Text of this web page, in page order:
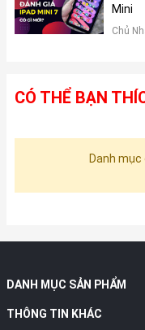
Mini
Chủ
CÓ THỂ BẠN
Danh
DANH MỤC SẢN PHẨM
THÔNG TIN KHÁC